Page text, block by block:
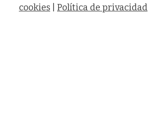
cookies
Política de privacidad